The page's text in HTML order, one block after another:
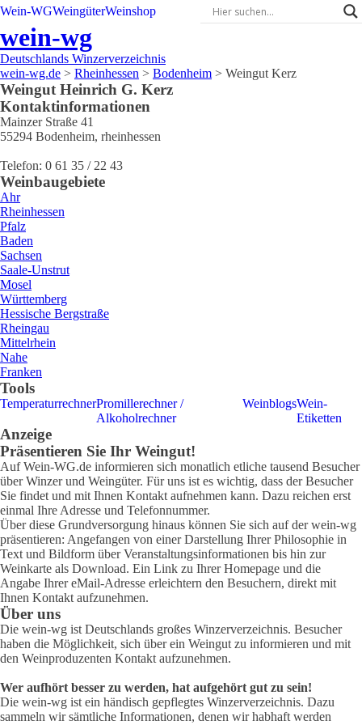
Wein-WGWeingüterWeinshop
wein-wg
Deutschlands Winzerverzeichnis
wein-wg.de > Rheinhessen > Bodenheim > Weingut Kerz
Weingut Heinrich G. Kerz
Kontaktinformationen
Mainzer Straße 41
55294 Bodenheim, rheinhessen
Telefon: 0 61 35 / 22 43
Weinbaugebiete
Ahr
Rheinhessen
Pfalz
Baden
Sachsen
Saale-Unstrut
Mosel
Württemberg
Hessische Bergstraße
Rheingau
Mittelrhein
Nahe
Franken
Tools
TemperaturrechnerPromillerechner /
Alkoholrechner
WeinblogsWein-
Etiketten
Anzeige
Präsentieren Sie Ihr Weingut!
Auf Wein-WG.de informieren sich monatlich etliche tausend Besucher
über Winzer und Weingüter. Für uns ist es wichtig, dass der Besucher
Sie findet und mit Ihnen Kontakt aufnehmen kann. Dazu reichen erst
einmal Ihre Adresse und Telefonnummer.
Über diese Grundversorgung hinaus können Sie sich auf der wein-wg
präsentieren: Angefangen von einer Darstellung Ihrer Philosophie in
Text und Bildform über Veranstaltungsinformationen bis hin zur
Weinkarte als Download. Ein Link zu Ihrer Homepage und die
Angabe Ihrer eMail-Adresse erleichtern den Besuchern, direkt mit
Ihnen Kontakt aufzunehmen.
Über uns
Die wein-wg ist Deutschlands großes Winzerverzeichnis. Besucher
haben die Möglichkeit, sich über ein Weingut zu informieren und mit
den Weinproduzenten Kontakt aufzunehmen.
Wer aufhört besser zu werden, hat aufgehört gut zu sein!
Die wein-wg ist ein händisch gepflegtes Winzerverzeichnis. Dazu
sammeln wir sämtliche Informationen, denen wir habhaft werden